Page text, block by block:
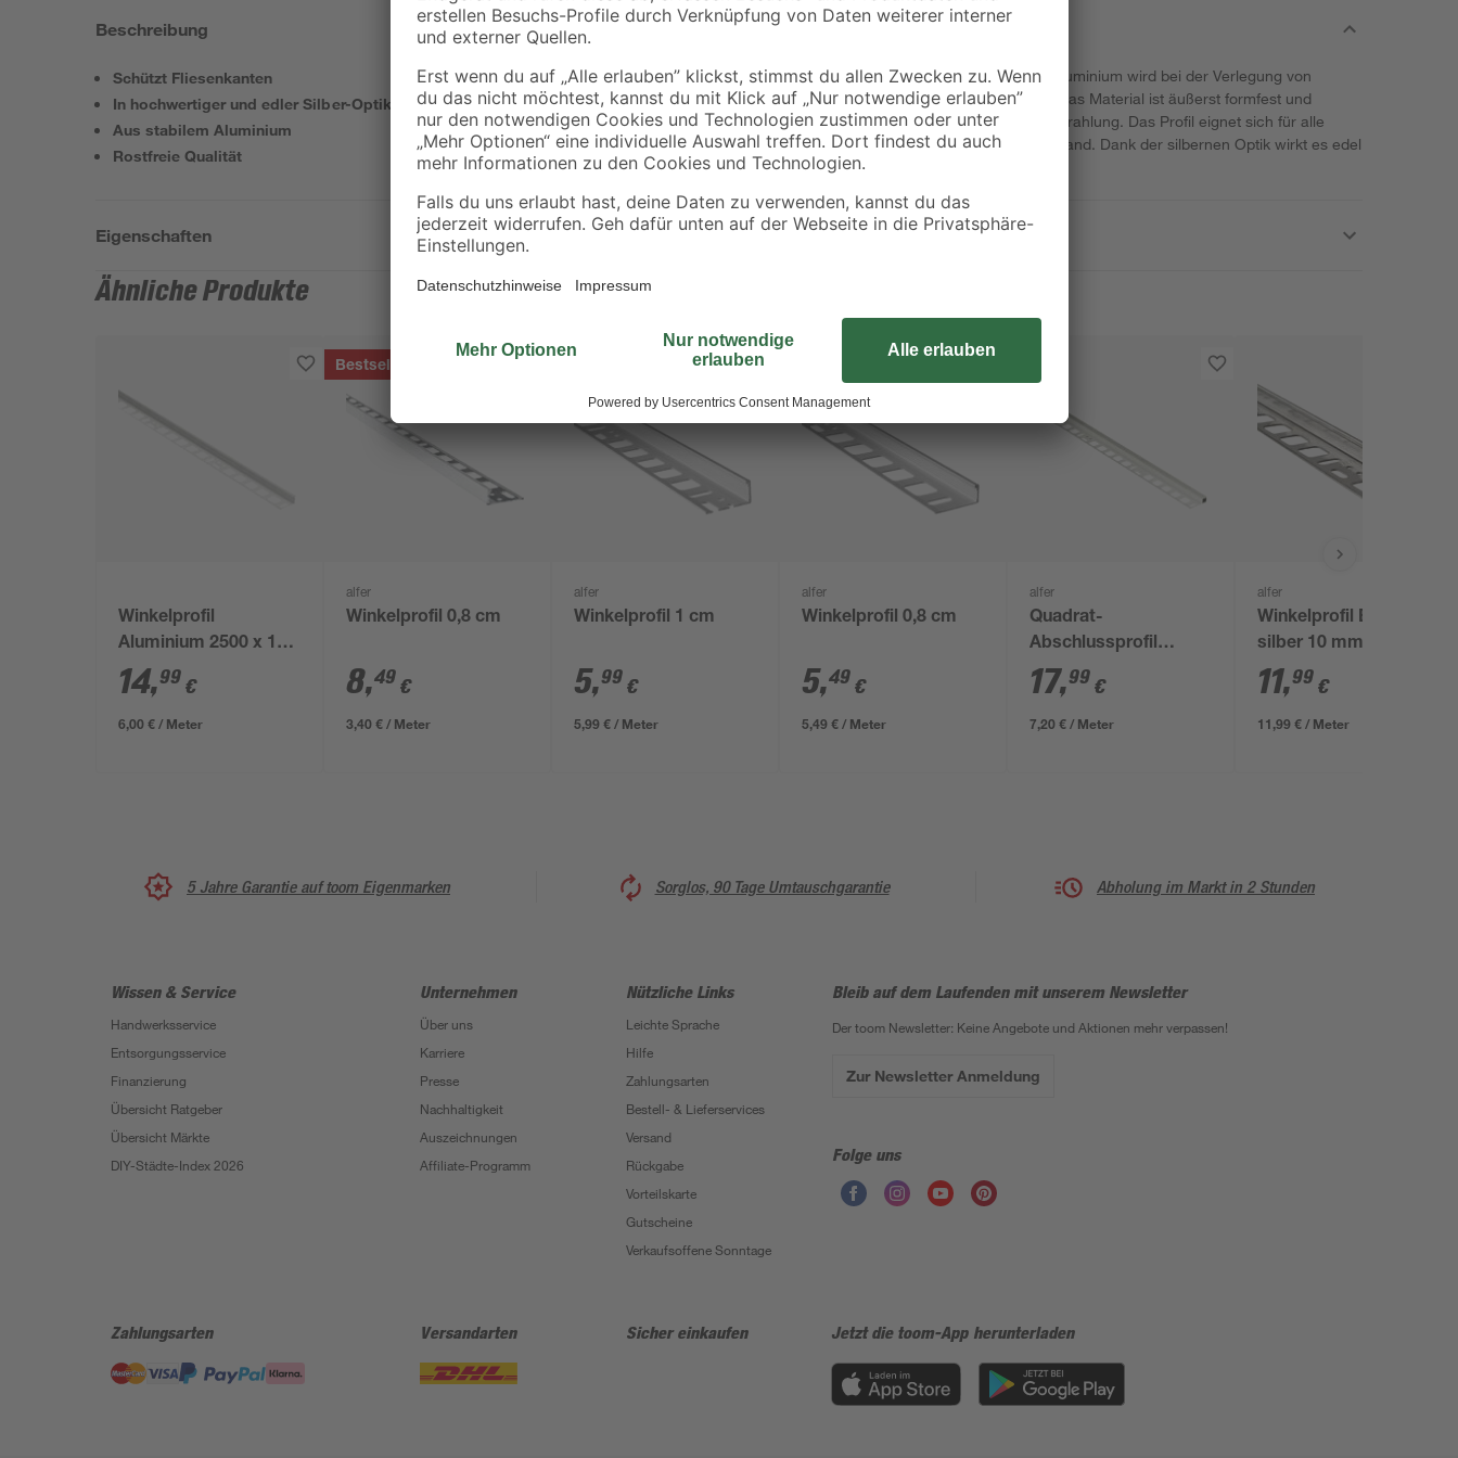
Beschreibung
Schützt Fliesenkanten
In hochwertiger und edler Silber-Optik
Aus stabilem Aluminium
Rostfreie Qualität
Das Winkelprofil der Marke Alfer aus stabilem Aluminium wird bei der Verlegung von
Fliesen montiert. Es schützt die Fliesenkanten. Das Material ist äußerst formfest und
darüber hinaus beständig gegen Rost und UV-Strahlung. Das Profil eignet sich für alle
Wohnräume und hält auch höherer Belastung stand. Dank der silbernen Optik wirkt es edel
und hochwertig.
Eigenschaften
Ähnliche Produkte
Winkelprofil
Aluminium 2500 x 10
mm
14,99 €
6,00 € / Meter
Bestseller
alfer
Winkelprofil 0,8 cm
8,49 €
3,40 € / Meter
alfer
Winkelprofil 1 cm
5,99 €
5,99 € / Meter
alfer
Winkelprofil 0,8 cm
5,49 €
5,49 € / Meter
alfer
Quadrat-
Abschlussprofil
Aluminium 2500 x
19,5 x 8 mm
17,99 €
7,20 € / Meter
alfer
Winkelprofil Edelstahl
silber 10 mm
11,99 €
11,99 € / Meter
5 Jahre Garantie auf toom Eigenmarken Sorglos, 90 Tage Umtauschgarantie Abholung im Markt in 2 Stunden
Wissen & Service
Handwerksservice
Entsorgungsservice
Finanzierung
Übersicht Ratgeber
Übersicht Märkte
DIY-Städte-Index 2026
Unternehmen
Über uns
Karriere
Presse
Nachhaltigkeit
Auszeichnungen
Affiliate-Programm
Nützliche Links
Leichte Sprache
Hilfe
Zahlungsarten
Bestell- & Lieferservices
Versand
Rückgabe
Vorteilskarte
Gutscheine
Verkaufsoffene Sonntage
Bleib auf dem Laufenden mit unserem Newsletter
Der toom Newsletter: Keine Angebote und Aktionen mehr verpassen!
Zur Newsletter Anmeldung
Folge uns
Zahlungsarten Versandarten Sicher einkaufen Jetzt die toom-App herunterladen